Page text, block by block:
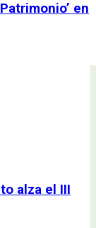
en
alza el III